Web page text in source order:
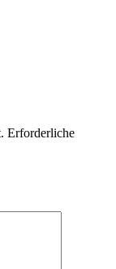
Erforderliche